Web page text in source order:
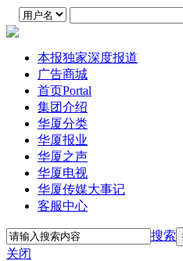
本报独家深度报道
广告商城
首页Portal
集团介绍
华厦分类
华厦报业
华厦之声
华厦电视
华厦传媒大事记
客服中心
搜索
关闭